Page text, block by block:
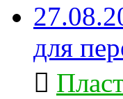
для